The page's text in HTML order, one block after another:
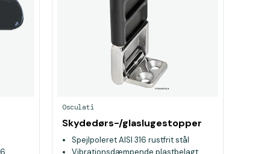
Osculati
Skydedørs-/glaslugestopper
Spejlpoleret AISI 316 rustfrit stål
Vibrationsdæmpende plastbelagt